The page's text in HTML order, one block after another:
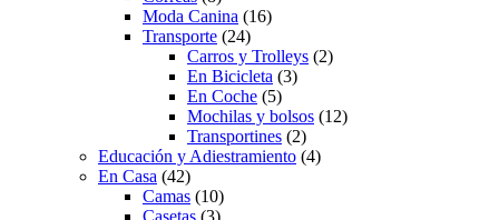
Moda Canina (16)
Transporte (24)
Carros y Trolleys (2)
En Bicicleta (3)
En Coche (5)
Mochilas y bolsos (12)
Transportines (2)
Educación y Adiestramiento (4)
En Casa (42)
Camas (10)